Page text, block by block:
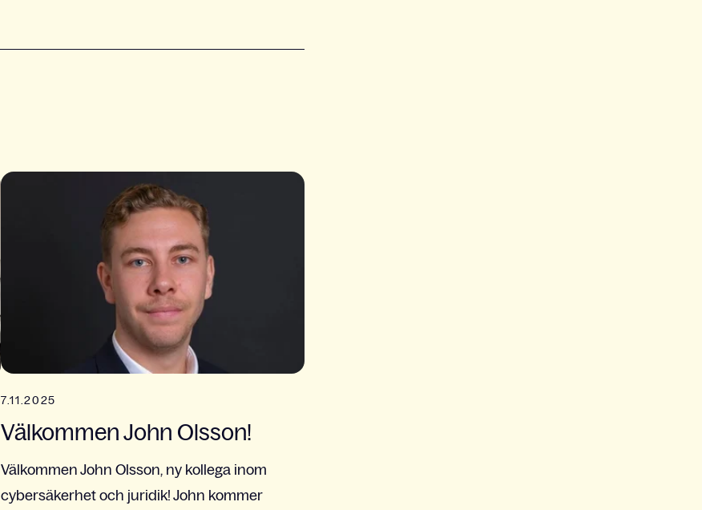
7.11.2025
Välkommen John Olsson!
Välkommen John Olsson, ny kollega inom
cybersäkerhet och juridik! John kommer